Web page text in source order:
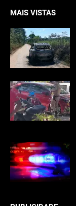
MAIS VISTAS